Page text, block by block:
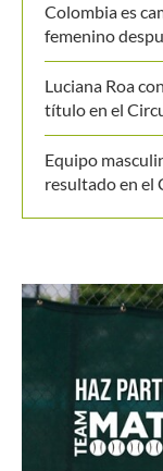
Colombia es
femenino
Luciana Roa
título en el
Equipo
resultado en el